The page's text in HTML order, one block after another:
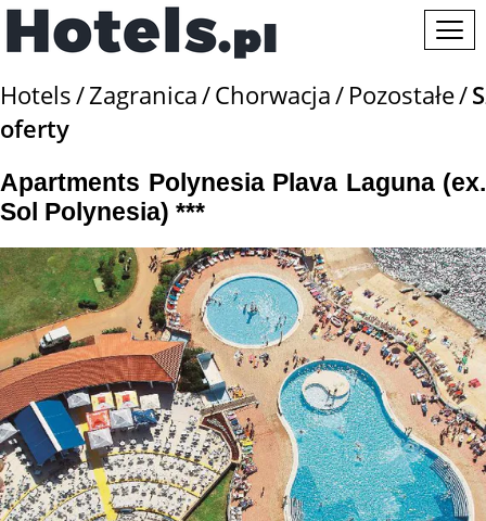
Hotels Zagranica Chorwacja Pozostałe
oferty
Apartments Polynesia Plava Laguna (ex.
Sol Polynesia) ***